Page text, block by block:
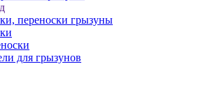
переноски грызуны
для грызунов